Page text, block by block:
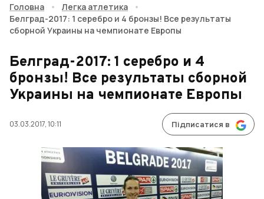
Головна • Легка атлетика
•
Белград-2017: 1 серебро и 4 бронзы! Все результаты
сборной Украины на чемпионате Европы
Белград-2017: 1 серебро и 4
бронзы! Все результаты сборной
Украины на чемпионате Европы
03.03.2017, 10:11 Підписатися в